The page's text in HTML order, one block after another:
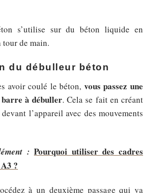
s’utilise sur du béton liquide en
de main.
du débulleur béton
avoir coulé le béton, vous passez une
à débuller. Cela se fait en créant
l’appareil avec des mouvements
: Pourquoi utiliser des cadres
?
à un deuxième passage qui va